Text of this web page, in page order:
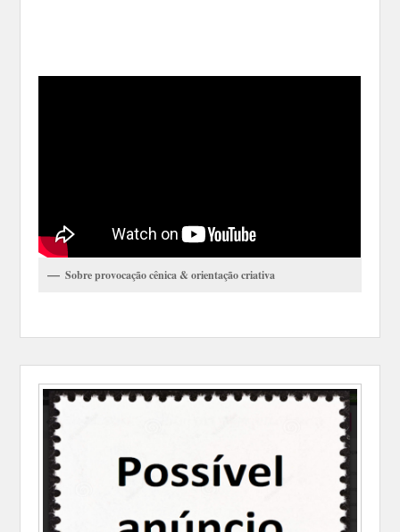
Sobre provocação cênica & orientação criativa